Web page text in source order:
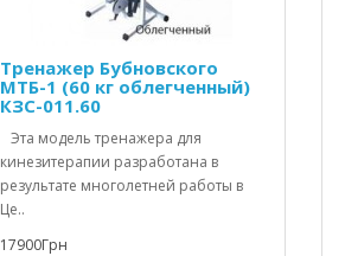
Тренажер Бубновского
МТБ-1 (60 кг облегченный)
КЗС-011.60
Эта модель тренажера для
кинезитерапии разработана в
результате многолетней работы в
Це..
17900Грн